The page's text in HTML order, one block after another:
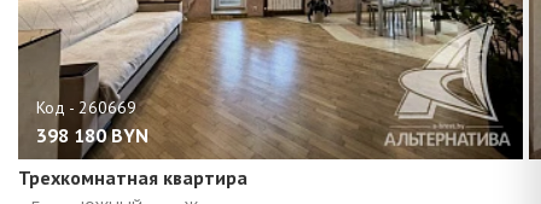
398 180 BYN
Трехкомнатная квартира